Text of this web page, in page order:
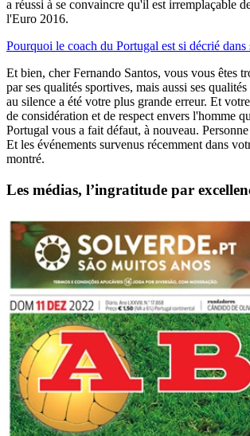
a réussi à se convaincre qu'il est irremplaçable
l'Euro 2016.
Pourquoi le coach du Portugal est si décrié dans
Et bien, cher Fernando Santos, vous vous êtes
par ses qualités sportives, mais aussi ses
au silence a été votre plus grande erreur. Et
de considération et de respect envers l'homme
Portugal vous a fait défaut, à nouveau.
Et les événements survenus récemment dans
montré.
Les médias, l’ingratitude par